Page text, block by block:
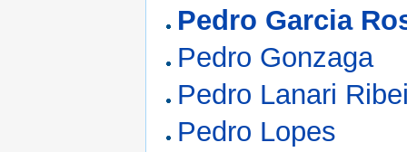
Pedro Garcia
Pedro Gonzaga
Pedro Lanari
Pedro Lopes